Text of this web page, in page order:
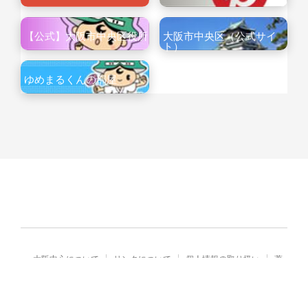
【公式】大阪市中央区役所
大阪市中央区（公式サイ
ト）
ゆめまるくんの部屋
大阪中心について リンクについて 個人情報の取り扱い
著